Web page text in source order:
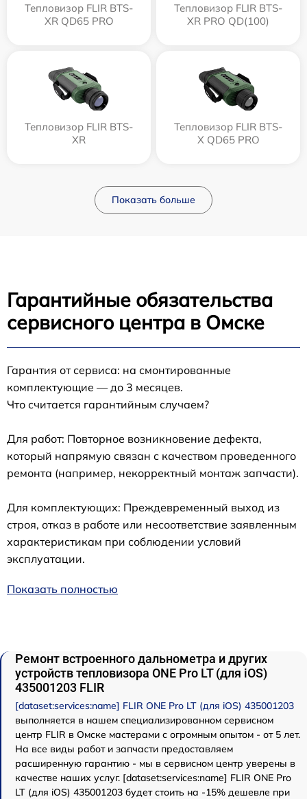
Тепловизор FLIR BTS-
XR QD65 PRO
Тепловизор FLIR BTS-
XR PRO QD(100)
Тепловизор FLIR BTS-
XR
Тепловизор FLIR BTS-
X QD65 PRO
Показать больше
Гарантийные обязательства
сервисного центра в Омске
Гарантия от сервиса: на смонтированные
комплектующие — до 3 месяцев.
Что считается гарантийным случаем?
Для работ: Повторное возникновение дефекта,
который напрямую связан с качеством проведенного
ремонта (например, некорректный монтаж запчасти).
Для комплектующих: Преждевременный выход из
строя, отказ в работе или несоответствие заявленным
характеристикам при соблюдении условий
эксплуатации.
Показать полностью
Ремонт встроенного дальнометра и других
устройств тепловизора ONE Pro LT (для iOS)
435001203 FLIR
[dataset:services:name] FLIR ONE Pro LT (для iOS) 435001203
выполняется в нашем специализированном сервисном
центр FLIR в Омске мастерами с огромным опытом - от 5 лет.
На все виды работ и запчасти предоставляем
расширенную гарантию - мы в сервисном центр уверены в
качестве наших услуг. [dataset:services:name] FLIR ONE Pro
LT (для iOS) 435001203 будет стоить на -15% дешевле при